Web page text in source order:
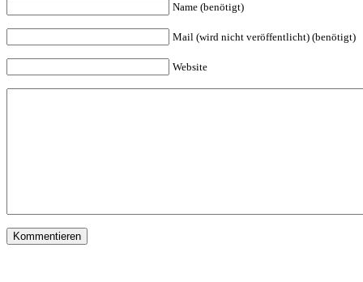
Name (benötigt)
Mail (wird nicht veröffentlicht) (benötigt)
Website